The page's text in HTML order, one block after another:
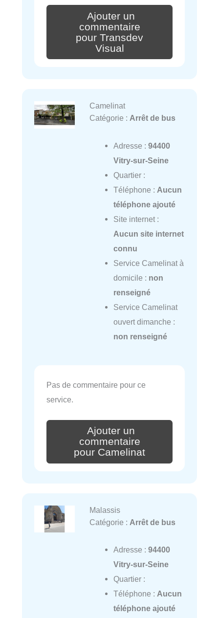
Ajouter un
commentaire
pour Transdev
Visual
Camelinat
Catégorie : Arrêt de bus
Adresse : 94400
Vitry-sur-Seine
Quartier :
Téléphone : Aucun
téléphone ajouté
Site internet :
Aucun site internet
connu
Service Camelinat à
domicile : non
renseigné
Service Camelinat
ouvert dimanche :
non renseigné
Pas de commentaire pour ce
service.
Ajouter un
commentaire
pour Camelinat
Malassis
Catégorie : Arrêt de bus
Adresse : 94400
Vitry-sur-Seine
Quartier :
Téléphone : Aucun
téléphone ajouté